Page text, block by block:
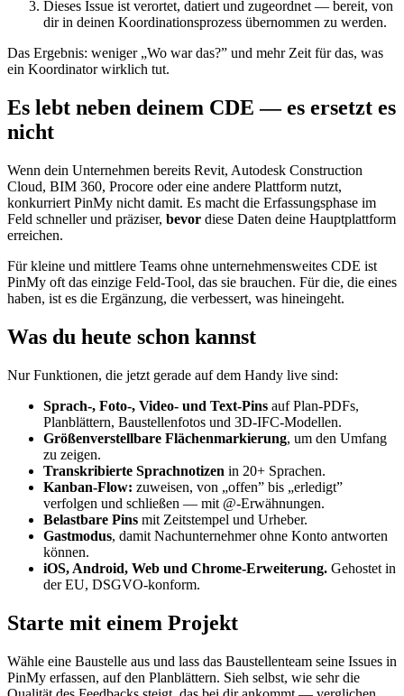
Dieses Issue ist verortet, datiert und zugeordnet — bereit, von
dir in deinen Koordinationsprozess übernommen zu werden.
Das Ergebnis: weniger „Wo war das?” und mehr Zeit für das, was
ein Koordinator wirklich tut.
Es lebt neben deinem CDE — es ersetzt es
nicht
Wenn dein Unternehmen bereits Revit, Autodesk Construction
Cloud, BIM 360, Procore oder eine andere Plattform nutzt,
konkurriert PinMy nicht damit. Es macht die Erfassungsphase im
Feld schneller und präziser, bevor diese Daten deine Hauptplattform
erreichen.
Für kleine und mittlere Teams ohne unternehmensweites CDE ist
PinMy oft das einzige Feld-Tool, das sie brauchen. Für die, die eines
haben, ist es die Ergänzung, die verbessert, was hineingeht.
Was du heute schon kannst
Nur Funktionen, die jetzt gerade auf dem Handy live sind:
Sprach-, Foto-, Video- und Text-Pins auf Plan-PDFs,
Planblättern, Baustellenfotos und 3D-IFC-Modellen.
Größenverstellbare Flächenmarkierung, um den Umfang
zu zeigen.
Transkribierte Sprachnotizen in 20+ Sprachen.
Kanban-Flow: zuweisen, von „offen” bis „erledigt”
verfolgen und schließen — mit @-Erwähnungen.
Belastbare Pins mit Zeitstempel und Urheber.
Gastmodus, damit Nachunternehmer ohne Konto antworten
können.
iOS, Android, Web und Chrome-Erweiterung. Gehostet in
der EU, DSGVO-konform.
Starte mit einem Projekt
Wähle eine Baustelle aus und lass das Baustellenteam seine Issues in
PinMy erfassen, auf den Planblättern. Sieh selbst, wie sehr die